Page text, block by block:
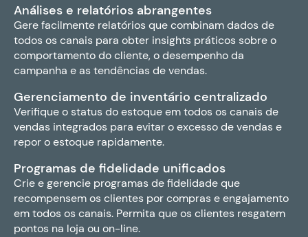
Análises e relatórios abrangentes
Gere facilmente relatórios que combinam dados de
todos os canais para obter insights práticos sobre o
comportamento do cliente, o desempenho da
campanha e as tendências de vendas.
Gerenciamento de inventário centralizado
Verifique o status do estoque em todos os canais de
vendas integrados para evitar o excesso de vendas e
repor o estoque rapidamente.
Programas de fidelidade unificados
Crie e gerencie programas de fidelidade que
recompensem os clientes por compras e engajamento
em todos os canais. Permita que os clientes resgatem
pontos na loja ou on-line.